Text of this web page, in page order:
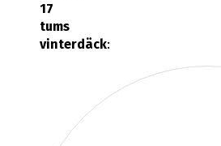
17
tums
vinterdäck: